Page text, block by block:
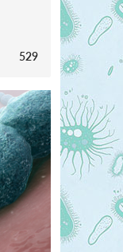
529